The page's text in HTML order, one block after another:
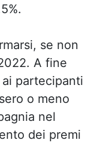
se non
A fine
partecipanti
o meno
nel
dei premi